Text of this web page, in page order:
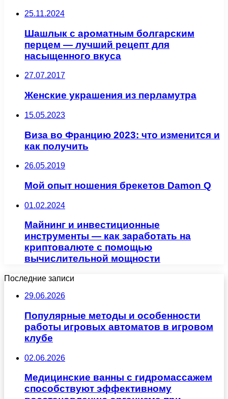
25.11.2024
Шашлык с ароматным болгарским
перцем — лучший рецепт для
насыщенного вкуса
27.07.2017
Женские украшения из перламутра
15.05.2023
Виза во Францию 2023: что изменится и
как получить
26.05.2019
Мой опыт ношения брекетов Damon Q
01.02.2024
Майнинг и инвестиционные
инструменты — как заработать на
криптовалюте с помощью
вычислительной мощности
Последние записи
29.06.2026
Популярные методы и особенности
работы игровых автоматов в игровом
клубе
02.06.2026
Медицинские ванны с гидромассажем
способствуют эффективному